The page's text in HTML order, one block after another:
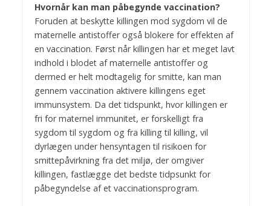
Hvornår kan man påbegynde vaccination?
Foruden at beskytte killingen mod sygdom vil de
maternelle antistoffer også blokere for effekten af
en vaccination. Først når killingen har et meget lavt
indhold i blodet af maternelle antistoffer og
dermed er helt modtagelig for smitte, kan man
gennem vaccination aktivere killingens eget
immunsystem. Da det tidspunkt, hvor killingen er
fri for maternel immunitet, er forskelligt fra
sygdom til sygdom og fra killing til killing, vil
dyrlægen under hensyntagen til risikoen for
smittepåvirkning fra det miljø, der omgiver
killingen, fastlægge det bedste tidpsunkt for
påbegyndelse af et vaccinationsprogram.